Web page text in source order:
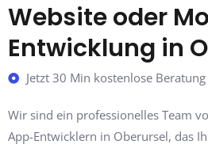
Website oder
Entwicklung in
Jetzt 30 Min kostenlose
Wir sind ein professionelles Team
App-Entwicklern in Oberursel, das